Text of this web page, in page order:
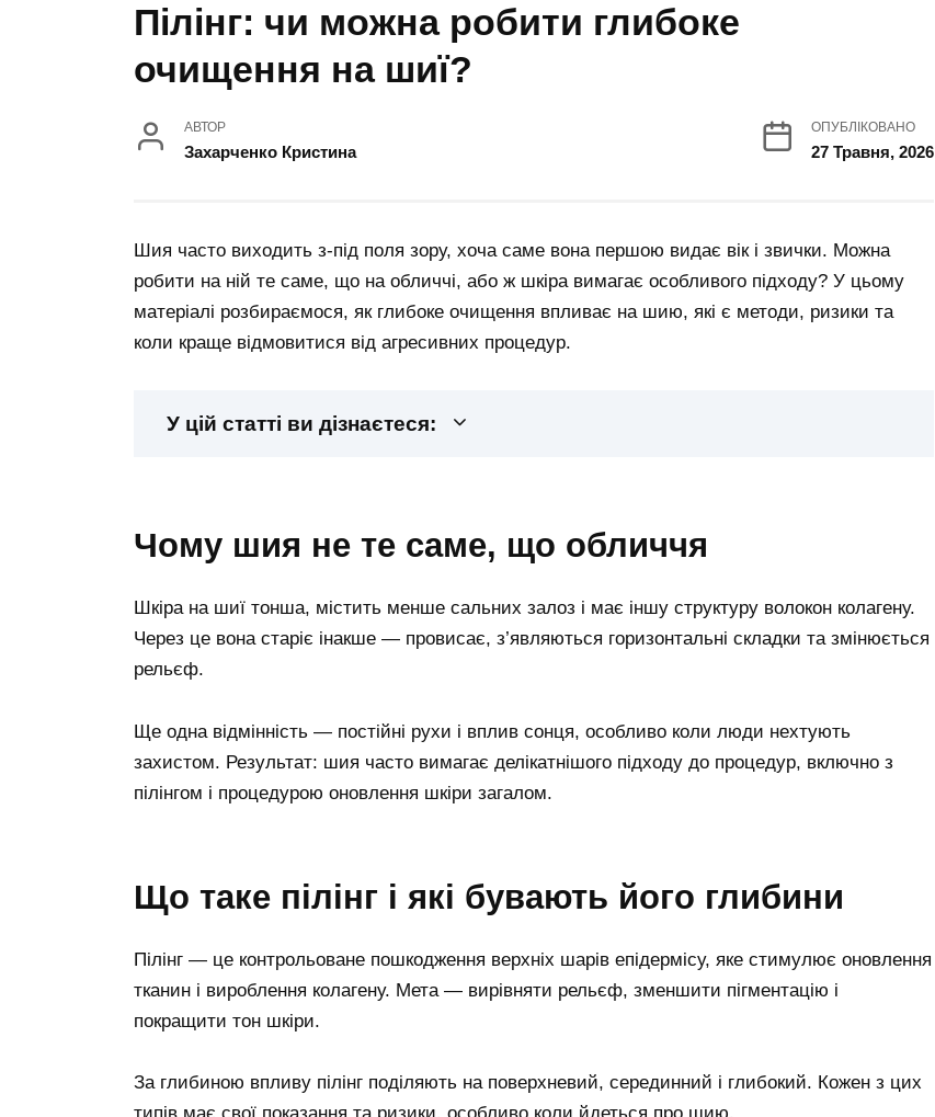
Пілінг: чи можна робити глибоке
очищення на шиї?
АВТОР
Захарченко Кристина
ОПУБЛІКОВАНО
27 Травня, 2026
Шия часто виходить з-під поля зору, хоча саме вона першою видає вік і звички. Можна
робити на ній те саме, що на обличчі, або ж шкіра вимагає особливого підходу? У цьому
матеріалі розбираємося, як глибоке очищення впливає на шию, які є методи, ризики та
коли краще відмовитися від агресивних процедур.
У цій статті ви дізнаєтеся:
чому шия не те саме, що обличчя
Шкіра на шиї тонша, містить менше сальних залоз і має іншу структуру волокон колагену.
Через це вона старіє інакше — провисає, з’являються горизонтальні складки та змінюється
рельєф.
Ще одна відмінність — постійні рухи і вплив сонця, особливо коли люди нехтують
захистом. Результат: шия часто вимагає делікатнішого підходу до процедур, включно з
пілінгом і процедурою оновлення шкіри загалом.
що таке пілінг і які бувають його глибини
Пілінг — це контрольоване пошкодження верхніх шарів епідермісу, яке стимулює оновлення
тканин і вироблення колагену. Мета — вирівняти рельєф, зменшити пігментацію і
покращити тон шкіри.
За глибиною впливу пілінг поділяють на поверхневий, серединний і глибокий. Кожен з цих